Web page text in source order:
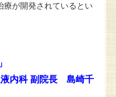
療が開発されているとい
長 島崎千